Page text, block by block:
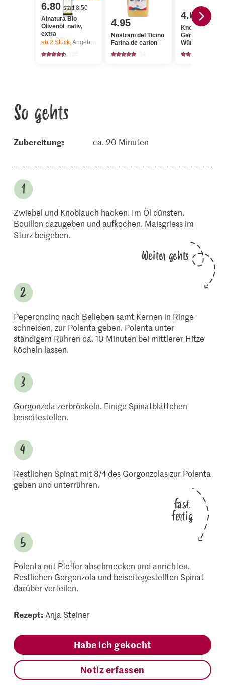
6.80 statt 8.50
Alnatura Bio
Olivenöl nativ,
extra
ab 2 Stück,Angebot gilt nur vom 6.8. bis 12.8.2026, solange Vorrat.
4.95
Nostrani del Ticino
Farina de carlon
4.00
Knorr
Würfel
So gehts
Zubereitung: ca. 20 Minuten
Zwiebel und Knoblauch hacken. Im Öl dünsten.
Bouillon dazugeben und aufkochen. Maisgriess im
Sturz beigeben.
Weiter gehts
Peperoncino nach Belieben samt Kernen in Ringe
schneiden, zur Polenta geben. Polenta unter
ständigem Rühren ca. 10 Minuten bei mittlerer Hitze
köcheln lassen.
Gorgonzola zerbröckeln. Einige Spinatblättchen
beiseitestellen.
Restlichen Spinat mit 3/4 des Gorgonzolas zur Polenta
geben und unterrühren.
fast
fertig
Polenta mit Pfeffer abschmecken und anrichten.
Restlichen Gorgonzola und beiseitegestellten Spinat
darüber verteilen.
Rezept: Anja Steiner
Habe ich gekocht
Notiz erfassen